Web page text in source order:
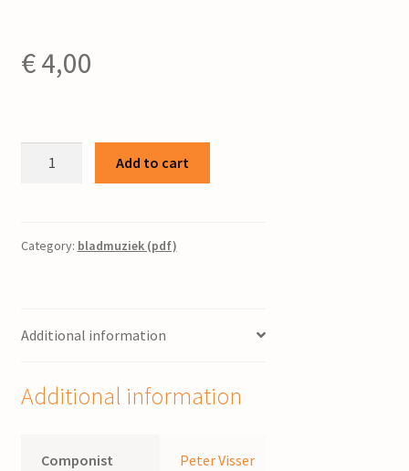
€4,00
en
Visser
Add to cart
Category: bladmuziek (pdf)
Additional information
Additional information
Componist Peter Visser